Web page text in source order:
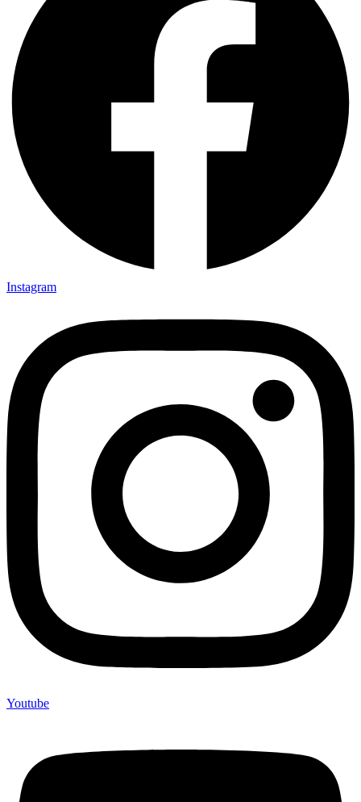
Instagram
Youtube